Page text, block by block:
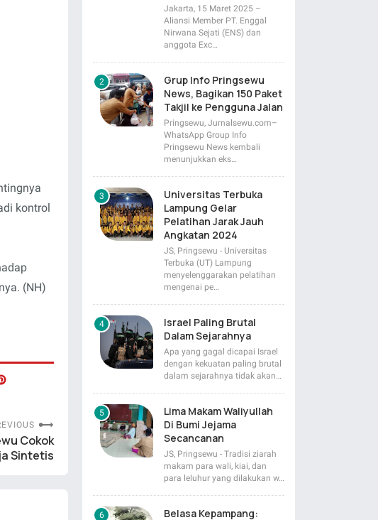
kontrol
(NH)
Cokok
Sintetis
Jakarta, 15 Maret 2025 –
Aliansi Member PT. Enggal
Nirwana Sejati (ENS) dan
anggota Exc…
Grup Info Pringsewu
News, Bagikan 150 Paket
Takjil ke Pengguna Jalan
Pringsewu, Jurnalsewu.com–
WhatsApp Group Info
Pringsewu News kembali
menunjukkan eks…
Universitas Terbuka
Lampung Gelar
Pelatihan Jarak Jauh
Angkatan 2024
JS, Pringsewu - Universitas
Terbuka (UT) Lampung
menyelenggarakan pelatihan
mengenai pe…
Israel Paling Brutal
Dalam Sejarahnya
Apa yang gagal dicapai Israel
dengan kekuatan paling brutal
dalam sejarahnya tidak akan…
Lima Makam Waliyullah
Di Bumi Jejama
Secancanan
JS, Pringsewu - Tradisi ziarah
makam para wali, kiai, dan
para leluhur yang dilakukan w…
Belasa Kepampang: